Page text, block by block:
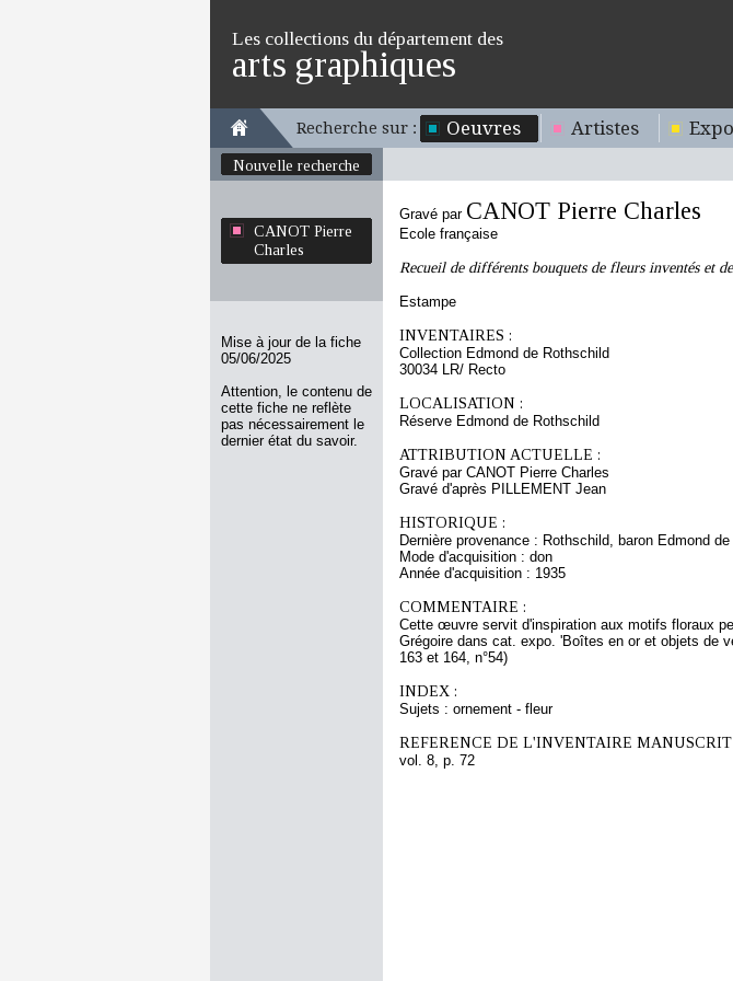
Les collections du département des
arts graphiques
Recherche sur : Oeuvres Artistes
Nouvelle recherche
CANOT Pierre
Charles
Mise à jour de la fiche
05/06/2025
Attention, le contenu de
cette fiche ne reflète
pas nécessairement le
dernier état du savoir.
Gravé par CANOT Pierre Charles
Ecole française
Recueil de différents bouquets de fleurs inventés et
Estampe
INVENTAIRES :
Collection Edmond de Rothschild
30034 LR/ Recto
LOCALISATION :
Réserve Edmond de Rothschild
ATTRIBUTION ACTUELLE :
Gravé par CANOT Pierre Charles
Gravé d'après PILLEMENT Jean
HISTORIQUE :
Dernière provenance : Rothschild, baron Edmond de
Mode d'acquisition : don
Année d'acquisition : 1935
COMMENTAIRE :
Cette œuvre servit d'inspiration aux motifs floraux
Grégoire dans cat. expo. 'Boîtes en or et objets de
163 et 164, n°54)
INDEX :
Sujets : ornement - fleur
REFERENCE DE L'INVENTAIRE MANUSCRIT
vol. 8, p. 72